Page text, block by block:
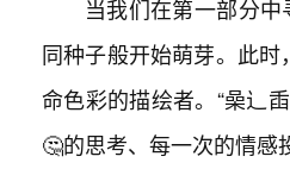
当我们在第一部分
同种子般开始萌芽。此
命色彩的描绘者。“喿辶
🤔的思考、每一次的情感